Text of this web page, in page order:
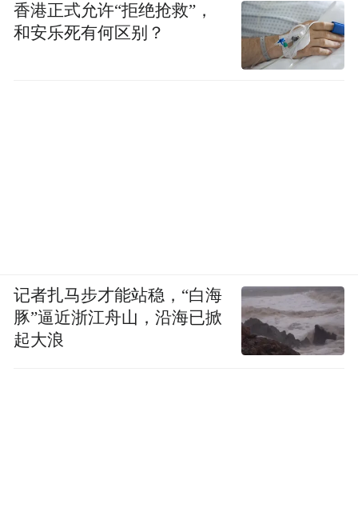
香港正式允许“拒绝抢救”，
和安乐死有何区别？
记者扎马步才能站稳，“白海
豚”逼近浙江舟山，沿海已掀
起大浪